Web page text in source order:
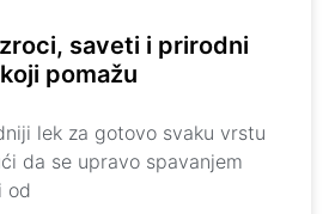
saveti i prirodni
pomažu
lek za gotovo svaku vrstu
da se upravo spavanjem
od